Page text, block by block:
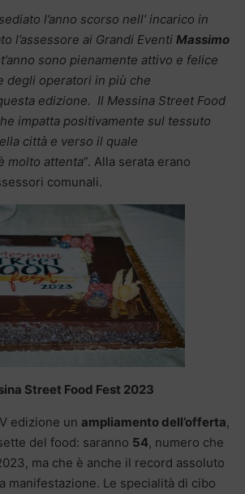
l’anno scorso nell’ incarico in
l’assessore ai Grandi Eventi Massimo
sono pienamente attivo e felice
degli operatori in più che
edizione. Il Messina Street Food
impatta positivamente sul tessuto
città e verso il quale
molto attenta”. Alla serata erano
comunali.
Street Food Fest 2023
edizione un ampliamento dell’offerta,
del food: saranno 54, numero che
ma che è anche il record assoluto
manifestazione. Le specialità di cibo